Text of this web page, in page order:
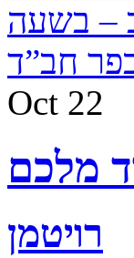
– בשעה
חב”ד
Oct 22
מלכם
רויטמן